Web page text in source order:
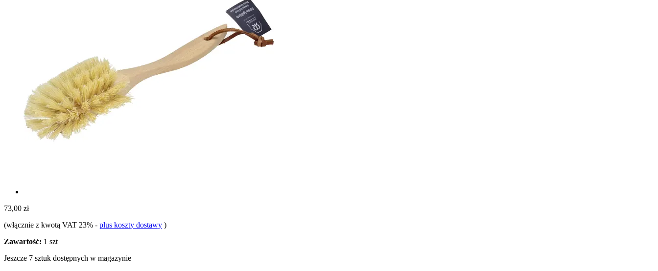
73,00 zł
(włącznie z kwotą VAT 23% - plus koszty dostawy )
Zawartość: 1 szt
Jeszcze 7 sztuk dostępnych w magazynie